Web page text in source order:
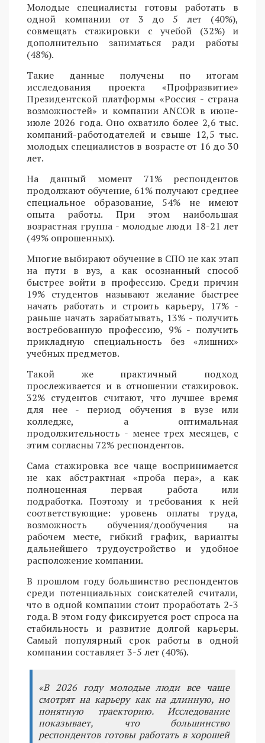
Молодые специалисты готовы работать в
одной компании от 3 до 5 лет (40%),
совмещать стажировки с учебой (32%) и
дополнительно заниматься ради работы
(48%).
Такие данные получены по итогам
исследования проекта «Профразвитие»
Президентской платформы «Россия - страна
возможностей» и компании ANCOR в июне-
июле 2026 года. Оно охватило более 2,6 тыс.
компаний-работодателей и свыше 12,5 тыс.
молодых специалистов в возрасте от 16 до 30
лет.
На данный момент 71% респондентов
продолжают обучение, 61% получают среднее
специальное образование, 54% не имеют
опыта работы. При этом наибольшая
возрастная группа - молодые люди 18-21 лет
(49% опрошенных).
Многие выбирают обучение в СПО не как этап
на пути в вуз, а как осознанный способ
быстрее войти в профессию. Среди причин
19% студентов называют желание быстрее
начать работать и строить карьеру, 17% -
раньше начать зарабатывать, 13% - получить
востребованную профессию, 9% - получить
прикладную специальность без «лишних»
учебных предметов.
Такой же практичный подход
прослеживается и в отношении стажировок.
32% студентов считают, что лучшее время
для нее - период обучения в вузе или
колледже, а оптимальная
продолжительность - менее трех месяцев, с
этим согласны 72% респондентов.
Сама стажировка все чаще воспринимается
не как абстрактная «проба пера», а как
полноценная первая работа или
подработка. Поэтому и требования к ней
соответствующие: уровень оплаты труда,
возможность обучения/дообучения на
рабочем месте, гибкий график, варианты
дальнейшего трудоустройство и удобное
расположение компании.
В прошлом году большинство респондентов
среди потенциальных соискателей считали,
что в одной компании стоит проработать 2-3
года. В этом году фиксируется рост спроса на
стабильность и развитие долгой карьеры.
Самый популярный срок работы в одной
компании составляет 3-5 лет (40%).
«В 2026 году молодые люди все чаще
смотрят на карьеру как на длинную, но
понятную траекторию. Исследование
показывает, что большинство
респондентов готовы работать в хорошей